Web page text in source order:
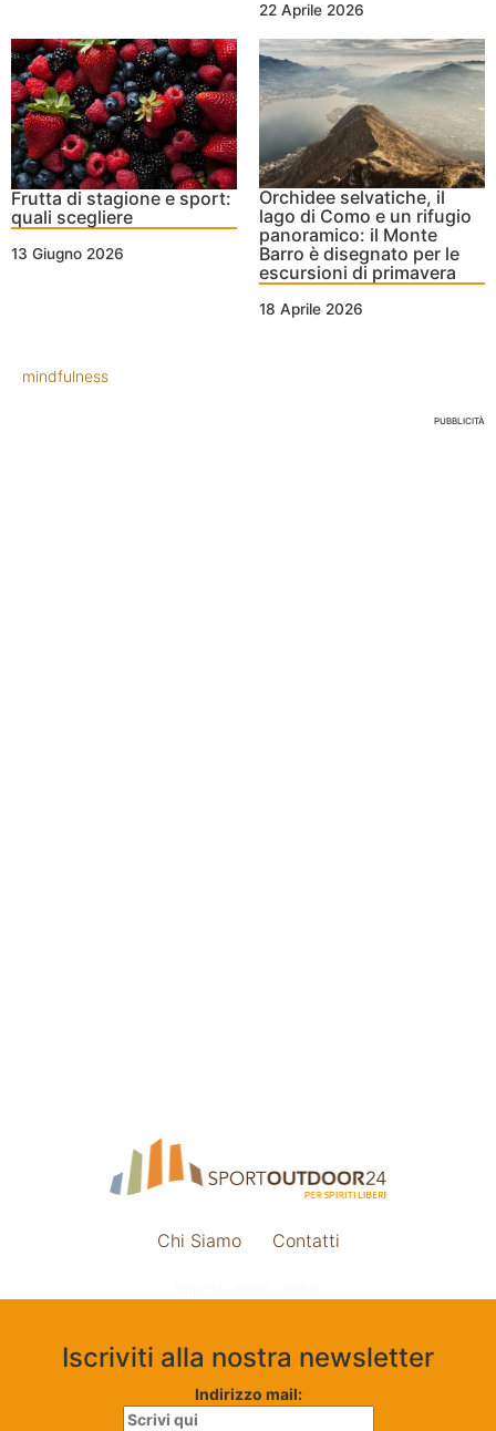
22 Aprile 2026
Frutta di stagione e sport:
quali scegliere
13 Giugno 2026
Orchidee selvatiche, il
lago di Como e un rifugio
panoramico: il Monte
Barro è disegnato per le
escursioni di primavera
18 Aprile 2026
mindfulness
PUBBLICITÀ
Chi Siamo Contatti
Iscriviti alla nostra newsletter
Indirizzo mail: